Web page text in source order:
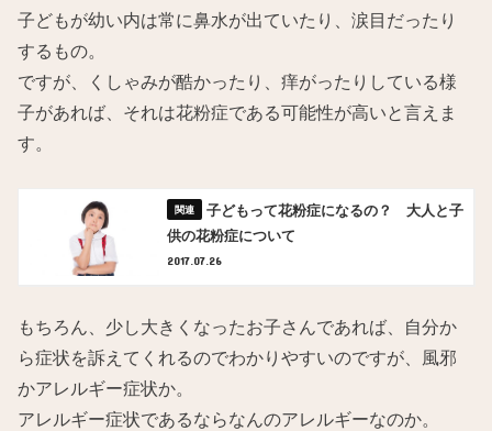
子どもが幼い内は常に鼻水が出ていたり、涙目だったり
するもの。
ですが、くしゃみが酷かったり、痒がったりしている様
子があれば、それは花粉症である可能性が高いと言えま
す。
子どもって花粉症になるの？ 大人と子
供の花粉症について
2017.07.26
もちろん、少し大きくなったお子さんであれば、自分か
ら症状を訴えてくれるのでわかりやすいのですが、風邪
かアレルギー症状か。
アレルギー症状であるならなんのアレルギーなのか。